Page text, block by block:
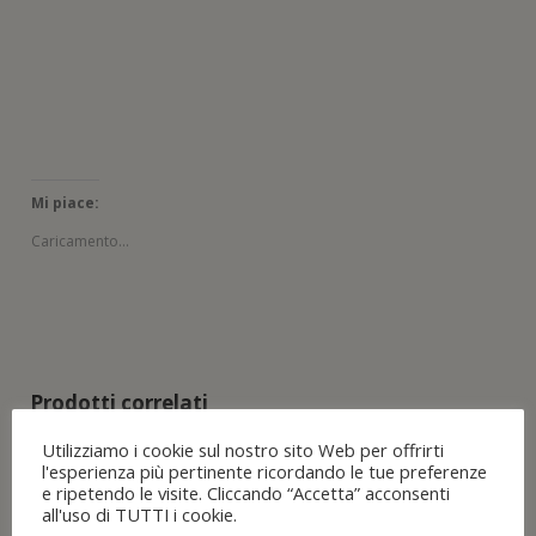
Mi piace:
Caricamento...
Prodotti correlati
SPRAY
IMPERMEABILIZZA
NTE SCARPE PELLE
TESSUTI TENDE
Utilizziamo i cookie sul nostro sito Web per offrirti
l'esperienza più pertinente ricordando le tue preferenze
e ripetendo le visite. Cliccando “Accetta” acconsenti
all'uso di TUTTI i cookie.